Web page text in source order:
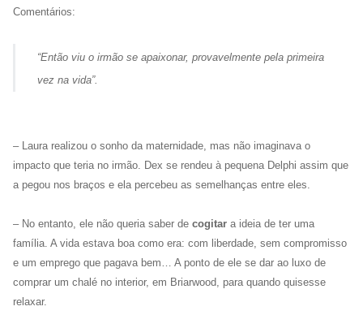
Comentários:
“Então viu o irmão se apaixonar, provavelmente pela primeira
vez na vida”.
– Laura realizou o sonho da maternidade, mas não imaginava o
impacto que teria no irmão. Dex se rendeu à pequena Delphi assim que
a pegou nos braços e ela percebeu as semelhanças entre eles.
– No entanto, ele não queria saber de cogitar a ideia de ter uma
família. A vida estava boa como era: com liberdade, sem compromisso
e um emprego que pagava bem… A ponto de ele se dar ao luxo de
comprar um chalé no interior, em Briarwood, para quando quisesse
relaxar.